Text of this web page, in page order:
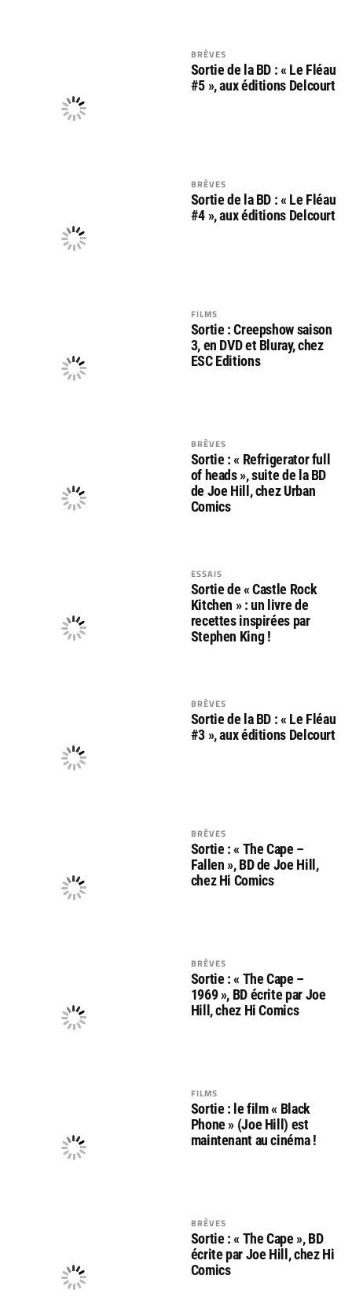
BRÈVES
Sortie de la BD : « Le Fléau
#5 », aux éditions Delcourt
BRÈVES
Sortie de la BD : « Le Fléau
#4 », aux éditions Delcourt
FILMS
Sortie : Creepshow saison
3, en DVD et Bluray, chez
ESC Editions
BRÈVES
Sortie : « Refrigerator full
of heads », suite de la BD
de Joe Hill, chez Urban
Comics
ESSAIS
Sortie de « Castle Rock
Kitchen » : un livre de
recettes inspirées par
Stephen King !
BRÈVES
Sortie de la BD : « Le Fléau
#3 », aux éditions Delcourt
BRÈVES
Sortie : « The Cape –
Fallen », BD de Joe Hill,
chez Hi Comics
BRÈVES
Sortie : « The Cape –
1969 », BD écrite par Joe
Hill, chez Hi Comics
FILMS
Sortie : le film « Black
Phone » (Joe Hill) est
maintenant au cinéma !
BRÈVES
Sortie : « The Cape », BD
écrite par Joe Hill, chez Hi
Comics